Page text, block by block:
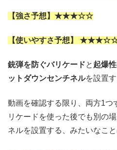
【強さ予想】★★★☆☆
【使いやすさ予想】 ★★★☆
銃弾を防ぐバリケードと 起爆
ットダウンセンチネルを設置
動画を確認する限り、両方1つ
リケードを使った後でも別の
ネルを設置する、みたいなこ